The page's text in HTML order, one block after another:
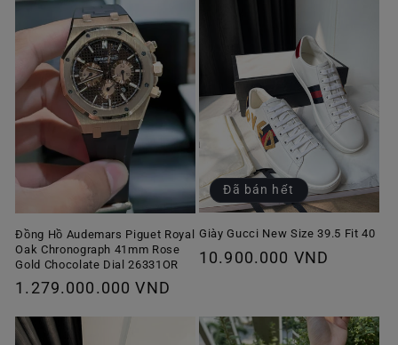
Đồng Hồ Audemars Piguet Royal
Oak Chronograph 41mm Rose
Gold Chocolate Dial 26331OR
Giá
thường
1.279.000.000 VND
Đã bán hết
Giày Gucci New Size 39.5 Fit 40
Giá
10.900.000 VND